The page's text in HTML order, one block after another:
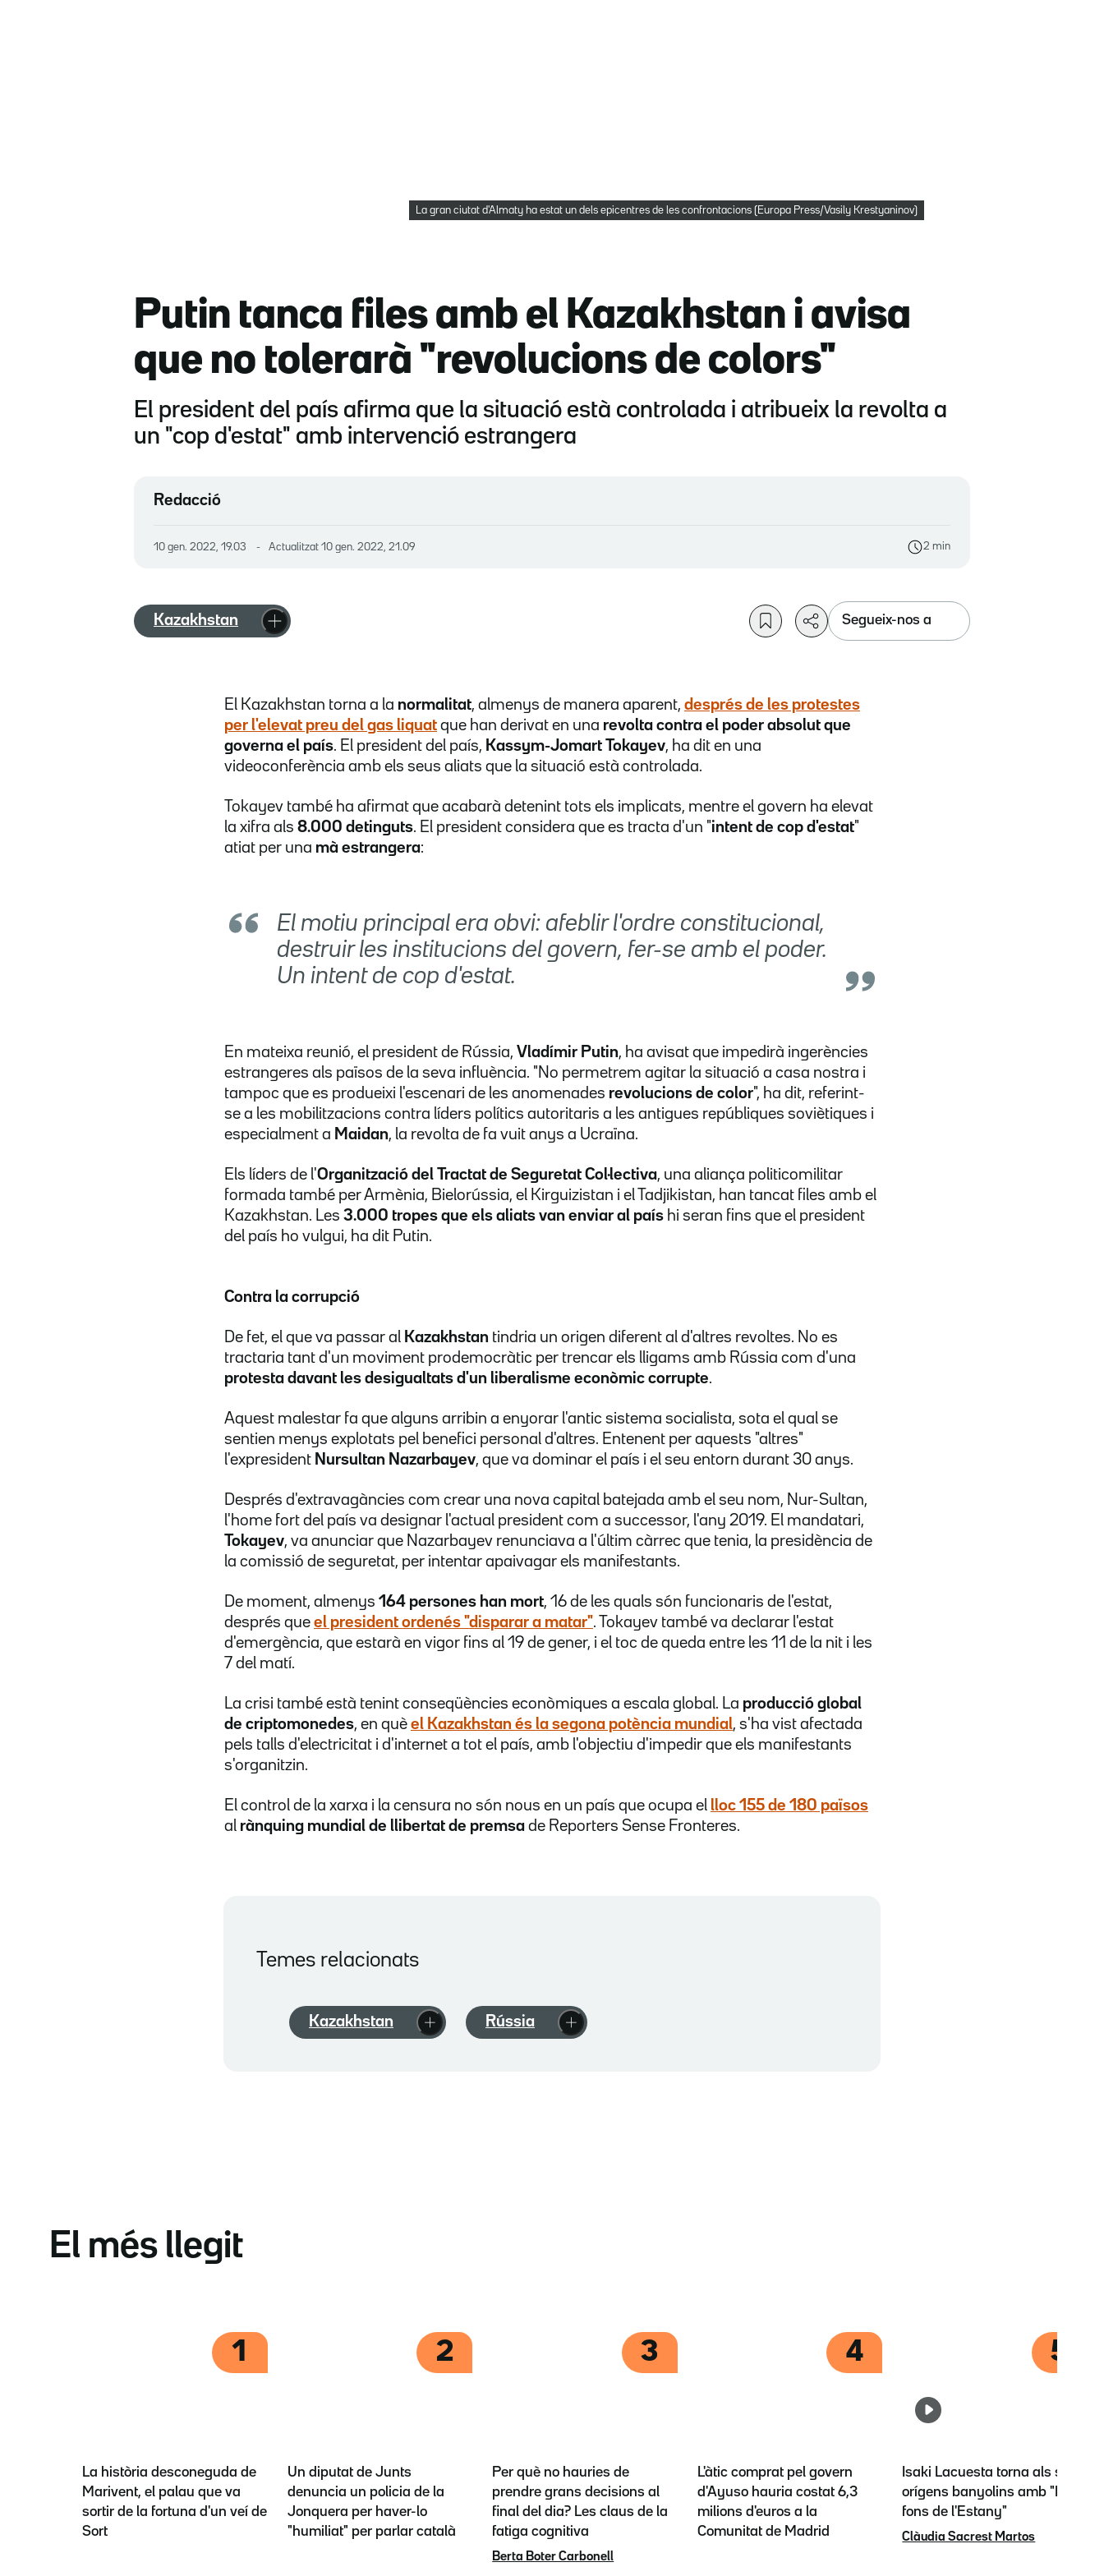
La gran ciutat d'Almaty ha estat un dels epicentres de les confrontacions (Europa Press/Vasily Krestyaninov)
Putin tanca files amb el Kazakhstan i avisa
que no tolerarà "revolucions de colors"
El president del país afirma que la situació està controlada i atribueix la revolta a
un "cop d'estat" amb intervenció estrangera
Redacció
10 gen. 2022, 19.03 Actualitzat 10 gen. 2022, 21.09 2 min
Kazakhstan Segueix-nos a
El Kazakhstan torna a la normalitat, almenys de manera aparent, després de les protestes
per l'elevat preu del gas liquat que han derivat en una revolta contra el poder absolut que
governa el país. El president del país, Kassym-Jomart Tokayev, ha dit en una
videoconferència amb els seus aliats que la situació està controlada.
Tokayev també ha afirmat que acabarà detenint tots els implicats, mentre el govern ha elevat
la xifra als 8.000 detinguts. El president considera que es tracta d'un "intent de cop d'estat"
atiat per una mà estrangera:
El motiu principal era obvi: afeblir l'ordre constitucional,
destruir les institucions del govern, fer-se amb el poder.
Un intent de cop d'estat.
En mateixa reunió, el president de Rússia, Vladímir Putin, ha avisat que impedirà ingerències
estrangeres als països de la seva influència. "No permetrem agitar la situació a casa nostra i
tampoc que es produeixi l'escenari de les anomenades revolucions de color", ha dit, referint-
se a les mobilitzacions contra líders polítics autoritaris a les antigues repúbliques soviètiques i
especialment a Maidan, la revolta de fa vuit anys a Ucraïna.
Els líders de l'Organització del Tractat de Seguretat Col·lectiva, una aliança politicomilitar
formada també per Armènia, Bielorússia, el Kirguizistan i el Tadjikistan, han tancat files amb el
Kazakhstan. Les 3.000 tropes que els aliats van enviar al país hi seran fins que el president
del país ho vulgui, ha dit Putin.
Contra la corrupció
De fet, el que va passar al Kazakhstan tindria un origen diferent al d'altres revoltes. No es
tractaria tant d'un moviment prodemocràtic per trencar els lligams amb Rússia com d'una
protesta davant les desigualtats d'un liberalisme econòmic corrupte.
Aquest malestar fa que alguns arribin a enyorar l'antic sistema socialista, sota el qual se
sentien menys explotats pel benefici personal d'altres. Entenent per aquests "altres"
l'expresident Nursultan Nazarbayev, que va dominar el país i el seu entorn durant 30 anys.
Després d'extravagàncies com crear una nova capital batejada amb el seu nom, Nur-Sultan,
l'home fort del país va designar l'actual president com a successor, l'any 2019. El mandatari,
Tokayev, va anunciar que Nazarbayev renunciava a l'últim càrrec que tenia, la presidència de
la comissió de seguretat, per intentar apaivagar els manifestants.
De moment, almenys 164 persones han mort, 16 de les quals són funcionaris de l'estat,
després que el president ordenés "disparar a matar". Tokayev també va declarar l'estat
d'emergència, que estarà en vigor fins al 19 de gener, i el toc de queda entre les 11 de la nit i les
7 del matí.
La crisi també està tenint conseqüències econòmiques a escala global. La producció global
de criptomonedes, en què el Kazakhstan és la segona potència mundial, s'ha vist afectada
pels talls d'electricitat i d'internet a tot el país, amb l'objectiu d'impedir que els manifestants
s'organitzin.
El control de la xarxa i la censura no són nous en un país que ocupa el lloc 155 de 180 països
al rànquing mundial de llibertat de premsa de Reporters Sense Fronteres.
Temes relacionats
Kazakhstan Rússia
El més llegit
1
La història desconeguda de
Marivent, el palau que va
sortir de la fortuna d'un veí de
Sort
2
Un diputat de Junts
denuncia un policia de la
Jonquera per haver-lo
"humiliat" per parlar català
3
Per què no hauries de
prendre grans decisions al
final del dia? Les claus de la
fatiga cognitiva
Berta Boter Carbonell
4
L'àtic comprat pel govern
d'Ayuso hauria costat 6,3
milions d'euros a la
Comunitat de Madrid
5
Isaki Lacuesta torna als seus
orígens banyolins amb "El
fons de l'Estany"
Clàudia Sacrest Martos